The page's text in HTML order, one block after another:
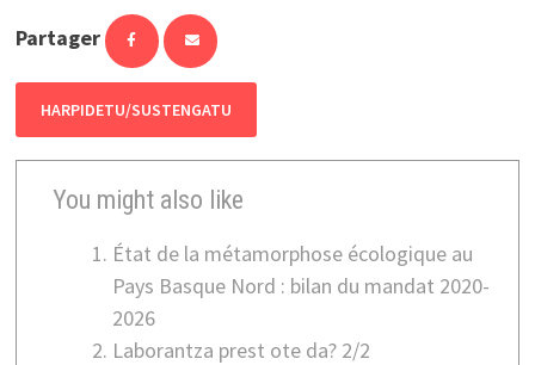
Partager
HARPIDETU/SUSTENGATU
You might also like
État de la métamorphose écologique au
Pays Basque Nord : bilan du mandat 2020-
2026
Laborantza prest ote da? 2/2